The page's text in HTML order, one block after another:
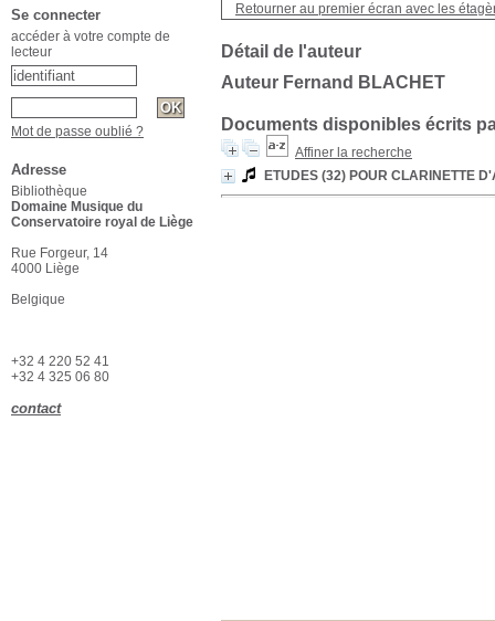
Retourner au premier écran avec les
Détail de l'auteur
Auteur Fernand BLACHET
Documents disponibles écrits
Affiner la recherche
ETUDES (32) POUR CLARINETTE
Se connecter
accéder à votre compte de
lecteur
Mot de passe oublié ?
Adresse
Bibliothèque
Domaine Musique du
Conservatoire royal de Liège
Rue Forgeur, 14
4000 Liège
Belgique
+32 4 220 52 41
+32 4 325 06 80
contact